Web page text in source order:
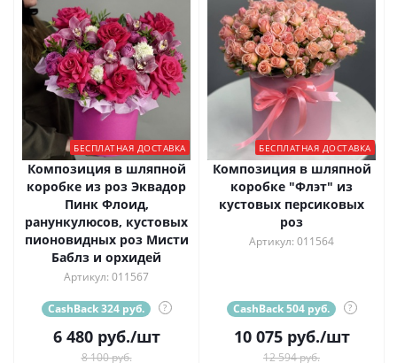
БЕСПЛАТНАЯ ДОСТАВКА
Композиция в шляпной
коробке из роз Эквадор
Пинк Флоид,
ранункулюсов, кустовых
пионовидных роз Мисти
Баблз и орхидей
Артикул: 011567
CashBack 324 руб. ?
6 480руб./шт
8 100 руб.
БЕСПЛАТНАЯ ДОСТАВКА
Композиция в шляпной
коробке "Флэт" из
кустовых персиковых
роз
Артикул: 011564
CashBack 504 руб. ?
10 075руб./шт
12 594 руб.